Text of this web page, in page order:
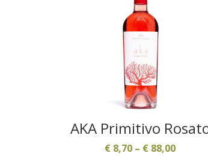
AKA Primitivo
€ 8,70 – € 88,00